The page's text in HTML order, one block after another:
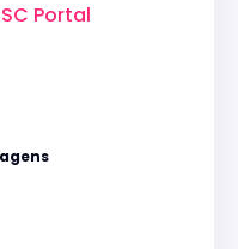
Portal